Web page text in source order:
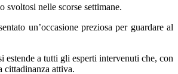
svoltosi nelle scorse settimane.
un’occasione preziosa per guardare al
estende a tutti gli esperti intervenuti che, con
cittadinanza attiva.